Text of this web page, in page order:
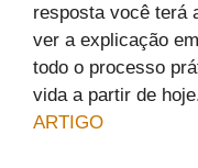
resposta você terá
ver a explicação
todo o processo
vida a partir de
ARTIGO